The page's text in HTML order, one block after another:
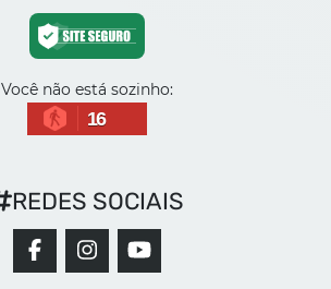
Você não está sozinho:
16
REDES SOCIAIS